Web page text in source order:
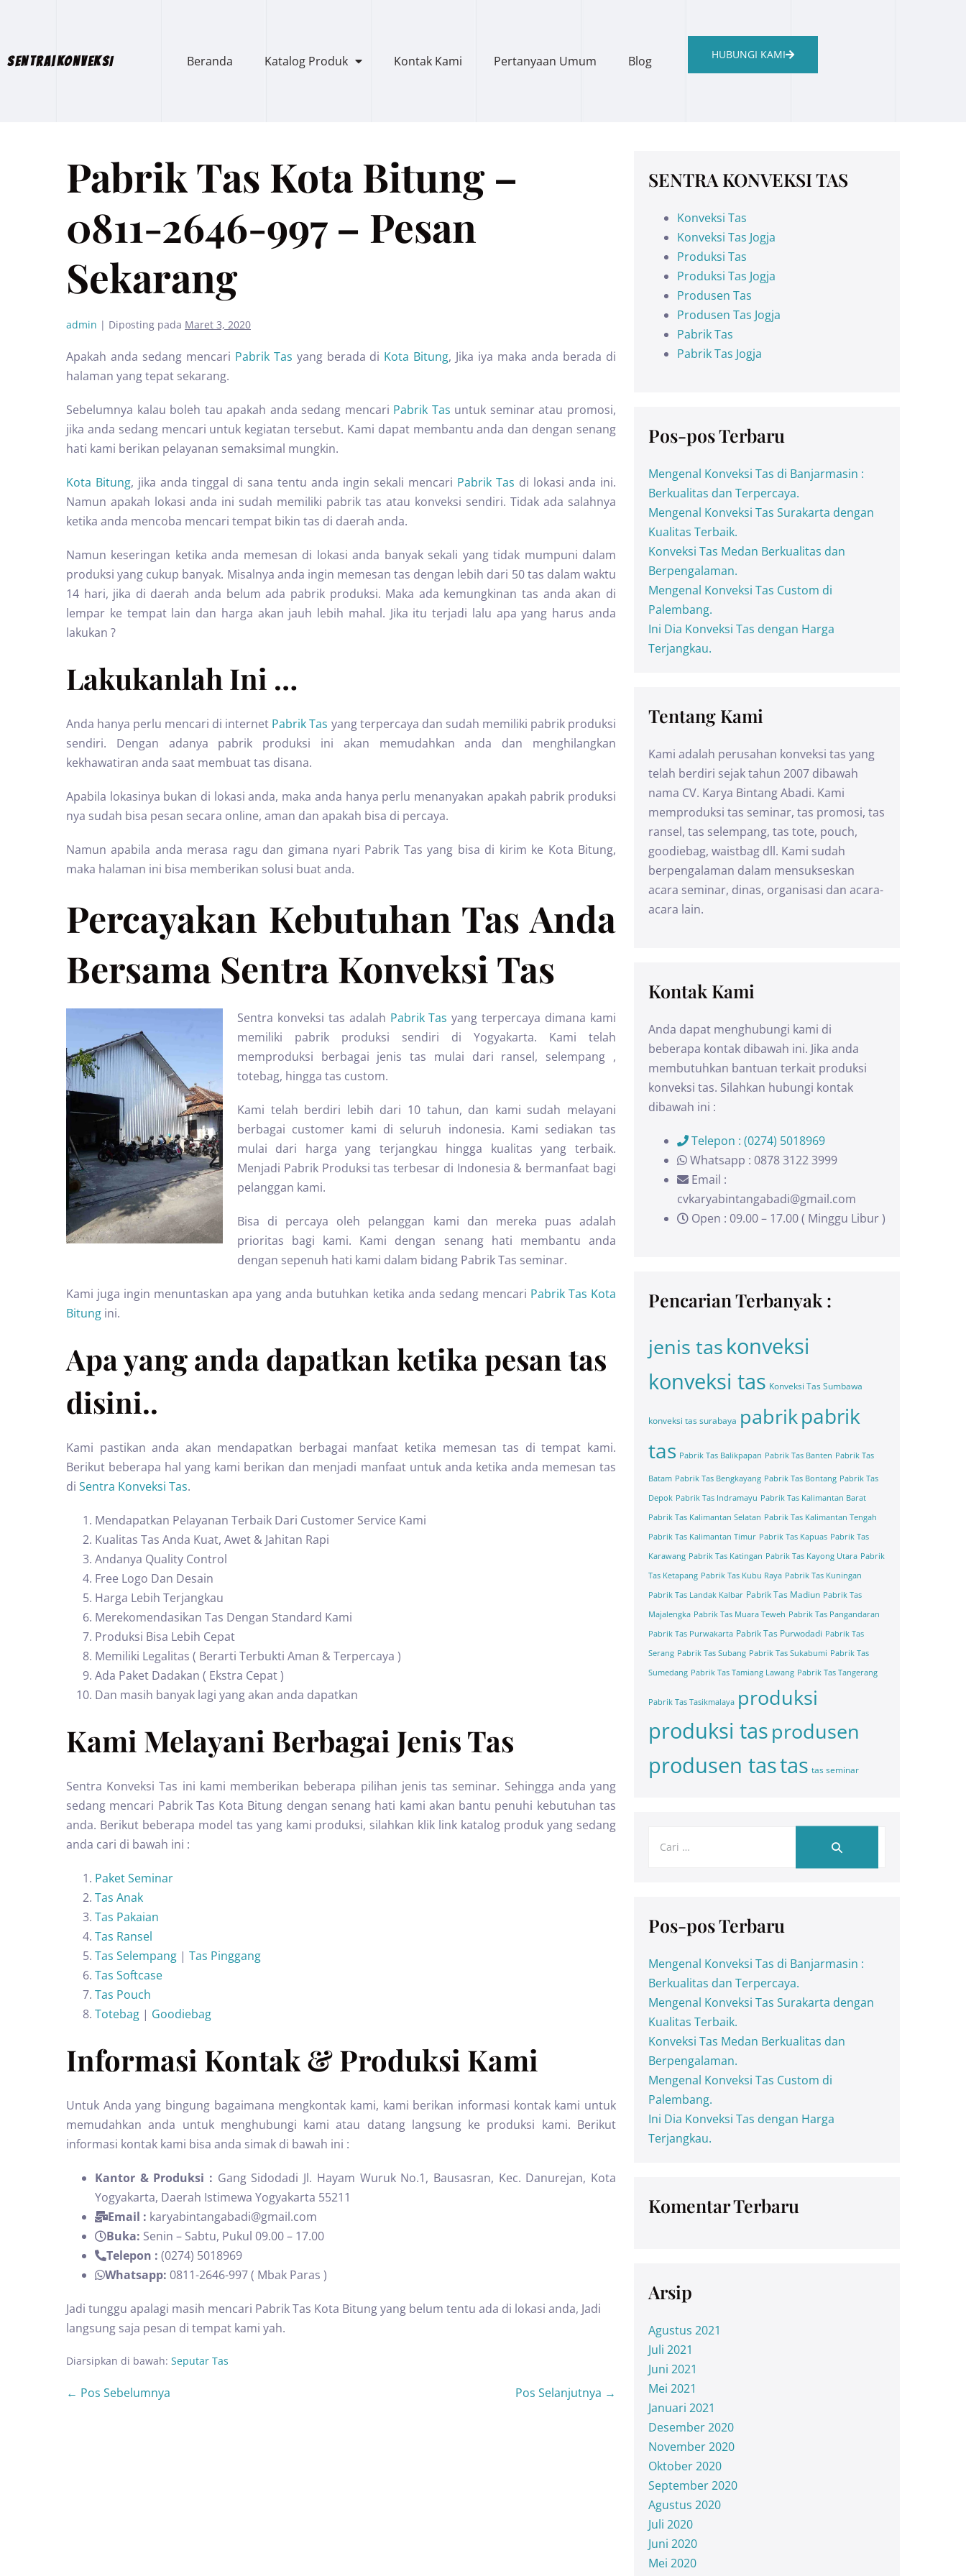
SENTRA|KONVEKSI Beranda Katalog Produk Kontak Kami Pertanyaan Umum Blog HUBUNGI KAMI
Pabrik Tas Kota Bitung –
0811-2646-997 – Pesan
Sekarang
admin | Diposting pada Maret 3, 2020
Apakah anda sedang mencari Pabrik Tas yang berada di Kota Bitung, Jika iya maka anda berada di
halaman yang tepat sekarang.
Sebelumnya kalau boleh tau apakah anda sedang mencari Pabrik Tas untuk seminar atau promosi,
jika anda sedang mencari untuk kegiatan tersebut. Kami dapat membantu anda dan dengan senang
hati kami berikan pelayanan semaksimal mungkin.
Kota Bitung, jika anda tinggal di sana tentu anda ingin sekali mencari Pabrik Tas di lokasi anda ini.
Namun apakah lokasi anda ini sudah memiliki pabrik tas atau konveksi sendiri. Tidak ada salahnya
ketika anda mencoba mencari tempat bikin tas di daerah anda.
Namun keseringan ketika anda memesan di lokasi anda banyak sekali yang tidak mumpuni dalam
produksi yang cukup banyak. Misalnya anda ingin memesan tas dengan lebih dari 50 tas dalam waktu
14 hari, jika di daerah anda belum ada pabrik produksi. Maka ada kemungkinan tas anda akan di
lempar ke tempat lain dan harga akan jauh lebih mahal. Jika itu terjadi lalu apa yang harus anda
lakukan ?
Lakukanlah Ini …
Anda hanya perlu mencari di internet Pabrik Tas yang terpercaya dan sudah memiliki pabrik produksi
sendiri. Dengan adanya pabrik produksi ini akan memudahkan anda dan menghilangkan
kekhawatiran anda saat membuat tas disana.
Apabila lokasinya bukan di lokasi anda, maka anda hanya perlu menanyakan apakah pabrik produksi
nya sudah bisa pesan secara online, aman dan apakah bisa di percaya.
Namun apabila anda merasa ragu dan gimana nyari Pabrik Tas yang bisa di kirim ke Kota Bitung,
maka halaman ini bisa memberikan solusi buat anda.
Percayakan Kebutuhan Tas Anda
Bersama Sentra Konveksi Tas
Sentra konveksi tas adalah Pabrik Tas yang terpercaya dimana kami
memiliki pabrik produksi sendiri di Yogyakarta. Kami telah
memproduksi berbagai jenis tas mulai dari ransel, selempang ,
totebag, hingga tas custom.
Kami telah berdiri lebih dari 10 tahun, dan kami sudah melayani
berbagai customer kami di seluruh indonesia. Kami sediakan tas
mulai dari harga yang terjangkau hingga kualitas yang terbaik.
Menjadi Pabrik Produksi tas terbesar di Indonesia & bermanfaat bagi
pelanggan kami.
Bisa di percaya oleh pelanggan kami dan mereka puas adalah
prioritas bagi kami. Kami dengan senang hati membantu anda
dengan sepenuh hati kami dalam bidang Pabrik Tas seminar.
Kami juga ingin menuntaskan apa yang anda butuhkan ketika anda sedang mencari Pabrik Tas Kota
Bitung ini.
Apa yang anda dapatkan ketika pesan tas
disini..
Kami pastikan anda akan mendapatkan berbagai manfaat ketika memesan tas di tempat kami.
Berikut beberapa hal yang kami berikan dan menjadi manfaat untuk anda ketika anda memesan tas
di Sentra Konveksi Tas.
Mendapatkan Pelayanan Terbaik Dari Customer Service Kami
Kualitas Tas Anda Kuat, Awet & Jahitan Rapi
Andanya Quality Control
Free Logo Dan Desain
Harga Lebih Terjangkau
Merekomendasikan Tas Dengan Standard Kami
Produksi Bisa Lebih Cepat
Memiliki Legalitas ( Berarti Terbukti Aman & Terpercaya )
Ada Paket Dadakan ( Ekstra Cepat )
Dan masih banyak lagi yang akan anda dapatkan
Kami Melayani Berbagai Jenis Tas
Sentra Konveksi Tas ini kami memberikan beberapa pilihan jenis tas seminar. Sehingga anda yang
sedang mencari Pabrik Tas Kota Bitung dengan senang hati kami akan bantu penuhi kebutuhan tas
anda. Berikut beberapa model tas yang kami produksi, silahkan klik link katalog produk yang sedang
anda cari di bawah ini :
Paket Seminar
Tas Anak
Tas Pakaian
Tas Ransel
Tas Selempang | Tas Pinggang
Tas Softcase
Tas Pouch
Totebag | Goodiebag
Informasi Kontak & Produksi Kami
Untuk Anda yang bingung bagaimana mengkontak kami, kami berikan informasi kontak kami untuk
memudahkan anda untuk menghubungi kami atau datang langsung ke produksi kami. Berikut
informasi kontak kami bisa anda simak di bawah ini :
Kantor & Produksi : Gang Sidodadi Jl. Hayam Wuruk No.1, Bausasran, Kec. Danurejan, Kota
Yogyakarta, Daerah Istimewa Yogyakarta 55211
Email : karyabintangabadi@gmail.com
Buka: Senin – Sabtu, Pukul 09.00 – 17.00
Telepon : (0274) 5018969
Whatsapp: 0811-2646-997 ( Mbak Paras )
Jadi tunggu apalagi masih mencari Pabrik Tas Kota Bitung yang belum tentu ada di lokasi anda, Jadi
langsung saja pesan di tempat kami yah.
Diarsipkan di bawah: Seputar Tas
← Pos Sebelumnya Pos Selanjutnya →
SENTRA KONVEKSI TAS
Konveksi Tas
Konveksi Tas Jogja
Produksi Tas
Produksi Tas Jogja
Produsen Tas
Produsen Tas Jogja
Pabrik Tas
Pabrik Tas Jogja
Pos-pos Terbaru
Mengenal Konveksi Tas di Banjarmasin :
Berkualitas dan Terpercaya.
Mengenal Konveksi Tas Surakarta dengan
Kualitas Terbaik.
Konveksi Tas Medan Berkualitas dan
Berpengalaman.
Mengenal Konveksi Tas Custom di
Palembang.
Ini Dia Konveksi Tas dengan Harga
Terjangkau.
Tentang Kami
Kami adalah perusahan konveksi tas yang
telah berdiri sejak tahun 2007 dibawah
nama CV. Karya Bintang Abadi. Kami
memproduksi tas seminar, tas promosi, tas
ransel, tas selempang, tas tote, pouch,
goodiebag, waistbag dll. Kami sudah
berpengalaman dalam mensukseskan
acara seminar, dinas, organisasi dan acara-
acara lain.
Kontak Kami
Anda dapat menghubungi kami di
beberapa kontak dibawah ini. Jika anda
membutuhkan bantuan terkait produksi
konveksi tas. Silahkan hubungi kontak
dibawah ini :
Telepon : (0274) 5018969
Whatsapp : 0878 3122 3999
Email :
cvkaryabintangabadi@gmail.com
Open : 09.00 – 17.00 ( Minggu Libur )
Pencarian Terbanyak :
jenis taskonveksi
konveksi tas Konveksi Tas Sumbawa
konveksi tas surabaya pabrikpabrik
tas Pabrik Tas Balikpapan Pabrik Tas Banten Pabrik Tas
Batam Pabrik Tas Bengkayang Pabrik Tas Bontang Pabrik Tas
Depok Pabrik Tas Indramayu Pabrik Tas Kalimantan Barat
Pabrik Tas Kalimantan Selatan Pabrik Tas Kalimantan Tengah
Pabrik Tas Kalimantan Timur Pabrik Tas Kapuas Pabrik Tas
Karawang Pabrik Tas Katingan Pabrik Tas Kayong Utara Pabrik
Tas Ketapang Pabrik Tas Kubu Raya Pabrik Tas Kuningan
Pabrik Tas Landak Kalbar Pabrik Tas Madiun Pabrik Tas
Majalengka Pabrik Tas Muara Teweh Pabrik Tas Pangandaran
Pabrik Tas Purwakarta Pabrik Tas Purwodadi Pabrik Tas
Serang Pabrik Tas Subang Pabrik Tas Sukabumi Pabrik Tas
Sumedang Pabrik Tas Tamiang Lawang Pabrik Tas Tangerang
Pabrik Tas Tasikmalaya produksi
produksi tasprodusen
produsen tastas tas seminar
Pos-pos Terbaru
Mengenal Konveksi Tas di Banjarmasin :
Berkualitas dan Terpercaya.
Mengenal Konveksi Tas Surakarta dengan
Kualitas Terbaik.
Konveksi Tas Medan Berkualitas dan
Berpengalaman.
Mengenal Konveksi Tas Custom di
Palembang.
Ini Dia Konveksi Tas dengan Harga
Terjangkau.
Komentar Terbaru
Arsip
Agustus 2021
Juli 2021
Juni 2021
Mei 2021
Januari 2021
Desember 2020
November 2020
Oktober 2020
September 2020
Agustus 2020
Juli 2020
Juni 2020
Mei 2020